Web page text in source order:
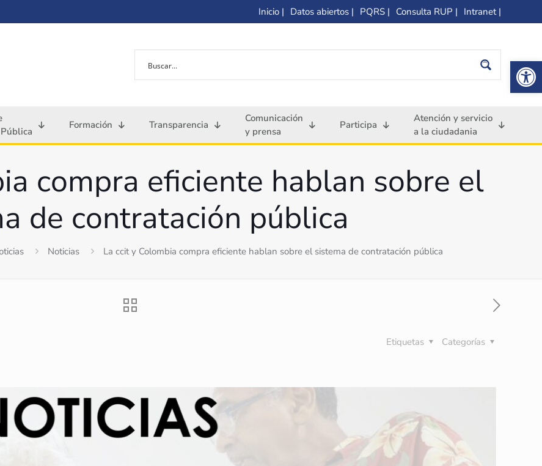
Inicio | Datos abiertos | PQRS | Consulta RUP | Intranet |
Formación Transparencia
Comunicación
y prensa
Participa
Atención y servicio
a la ciudadania
compra eficiente hablan sobre el
de contratación pública
Noticias La ccit y Colombia compra eficiente hablan sobre el sistema de contratación pública
Categorías
Etiquetas